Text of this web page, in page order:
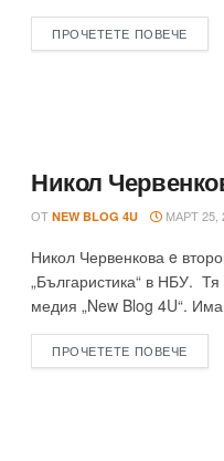
ПРОЧЕТЕТЕ ПОВЕЧЕ
Никол
ОТ NEW BLOG 4U МАРТ 25,
Никол Червенкова e
„Българистика“ в НБУ. Тя
медия „New Blog 4U“.
ПРОЧЕТЕТЕ ПОВЕЧЕ